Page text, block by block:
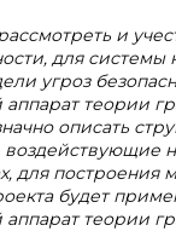
и
для системы
угроз
теории
описать
воздействующие
для построения
будет
аппарат теории